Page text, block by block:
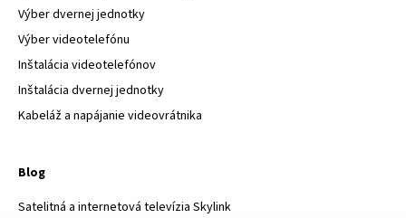
Výber dvernej jednotky
Výber videotelefónu
Inštalácia videotelefónov
Inštalácia dvernej jednotky
Kabeláž a napájanie videovrátnika
Blog
Satelitná a internetová televízia Skylink